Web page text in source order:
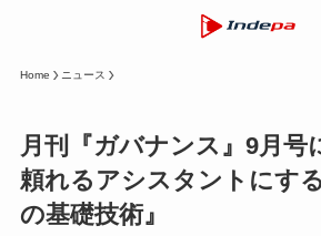
Home ニュース
月刊『ガバナンス』9月号
頼れるアシスタントにす
の基礎技術』